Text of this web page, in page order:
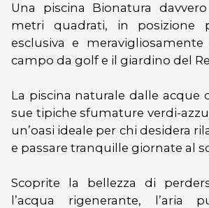
Una piscina Bionatura
metri quadrati, in posizione
esclusiva e
campo da golf e il giardino del
La piscina naturale dalle acque
sue tipiche sfumature verdi-
un’oasi ideale per chi desidera
e passare tranquille giornate al
Scoprite la bellezza di
l’acqua rigenerante, l’aria